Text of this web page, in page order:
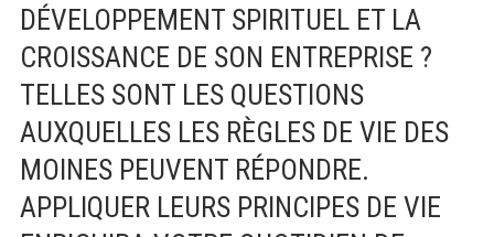
DÉVELOPPEMENT SPIRITUEL ET LA
CROISSANCE DE SON ENTREPRISE ?
TELLES SONT LES QUESTIONS
AUXQUELLES LES RÈGLES DE VIE DES
MOINES PEUVENT RÉPONDRE.
APPLIQUER LEURS PRINCIPES DE VIE